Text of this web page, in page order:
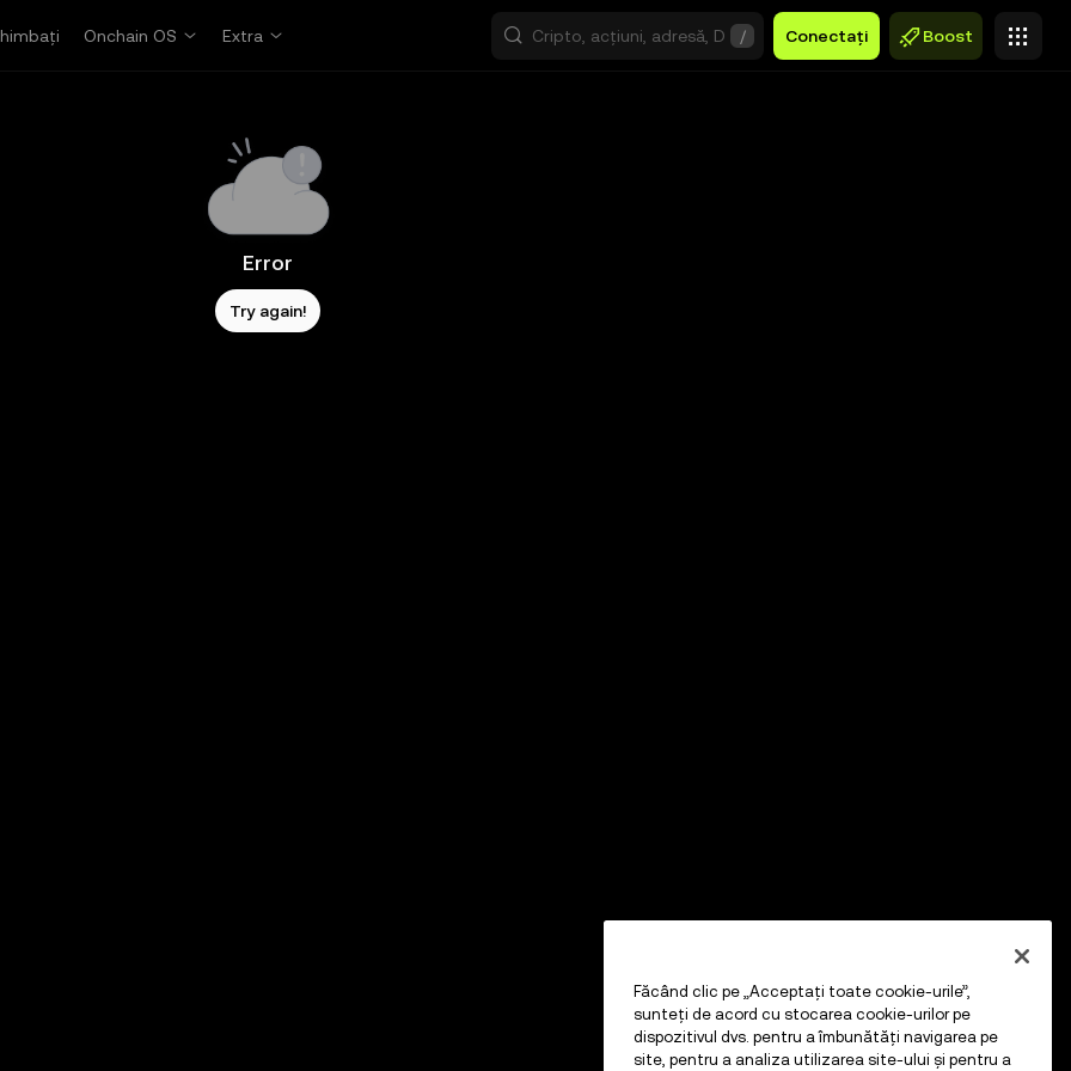
Onchain OS Extra / Conectați Boost
Error
Try again!
Făcând clic pe „Acceptați toate cookie-urile”,
sunteți de acord cu stocarea cookie-urilor pe
dispozitivul dvs. pentru a îmbunătăți navigarea pe
site, pentru a analiza utilizarea site-ului și pentru a